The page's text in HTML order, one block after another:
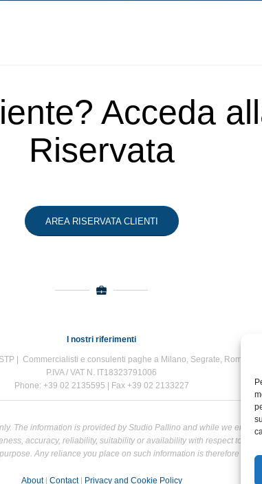
Acceda
Riservata
AREA RISERVATA CLIENTI
I nostri riferimenti
| Commercialisti e consulenti paghe a Milano, Segrate, Roma e
P.IVA / VAT N. IT18323791006
Phone: +39 02 2135595 | Fax +39 02 2133227
The information is provided by Studio Pallino and while we
accuracy, reliability, suitability or availability with respect to the
Any reliance you place on such information is therefore
About| Contact| Privacy and Cookie Policy